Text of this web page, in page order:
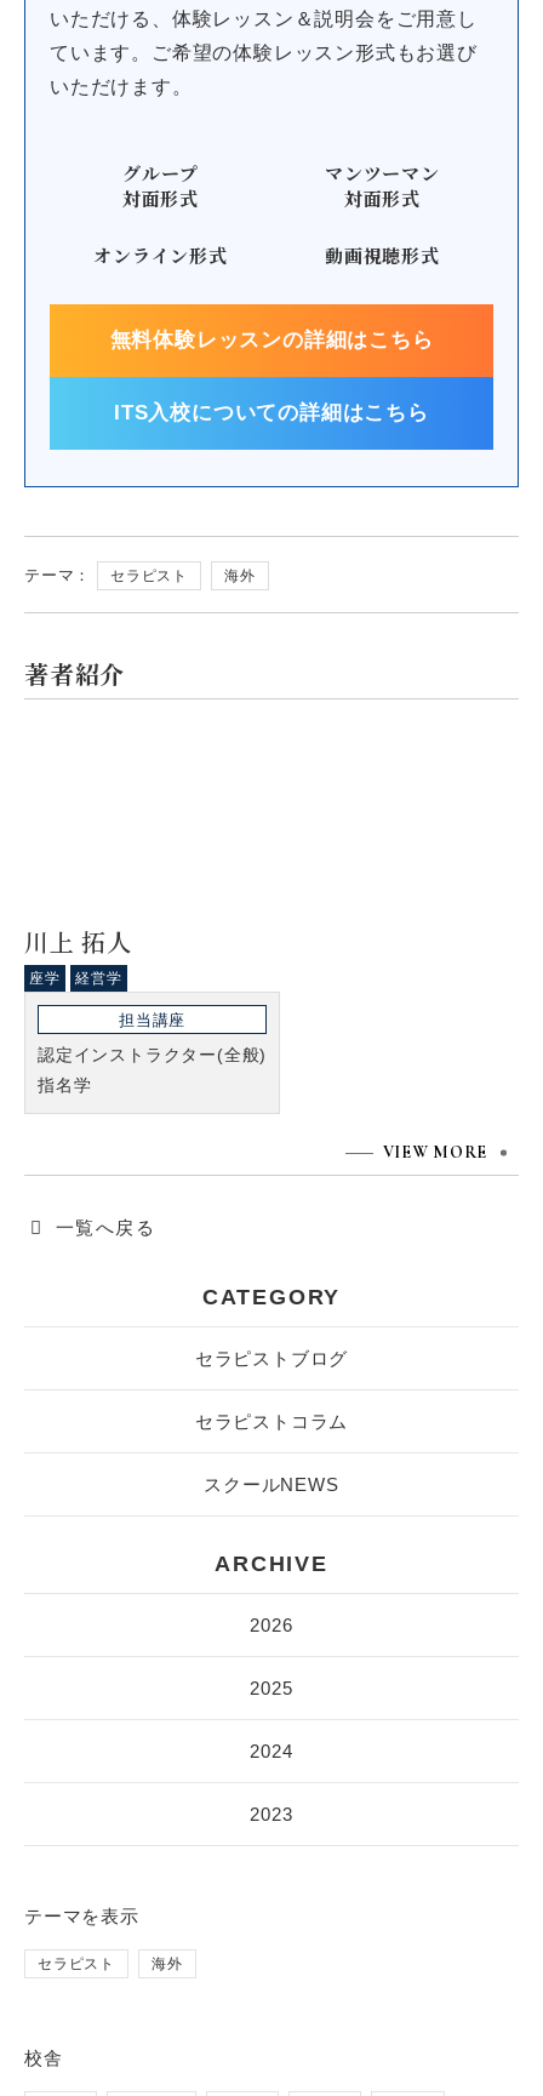
いただける、体験レッスン＆説明会をご用意し
ています。
ご希望の体験レッスン形式もお選び
いただけます。
グループ
対面形式
マンツーマン
対面形式
オンライン形式 動画視聴形式
無料体験レッスンの詳細はこちら
ITS入校についての詳細はこちら
テーマ： セラピスト 海外
著者紹介
川上 拓人
座学 経営学
担当講座
認定インストラクター(全般)
指名学
VIEW MORE
一覧へ戻る
CATEGORY
セラピストブログ
セラピストコラム
スクールNEWS
ARCHIVE
2026
2025
2024
2023
テーマを表示
セラピスト 海外
校舎